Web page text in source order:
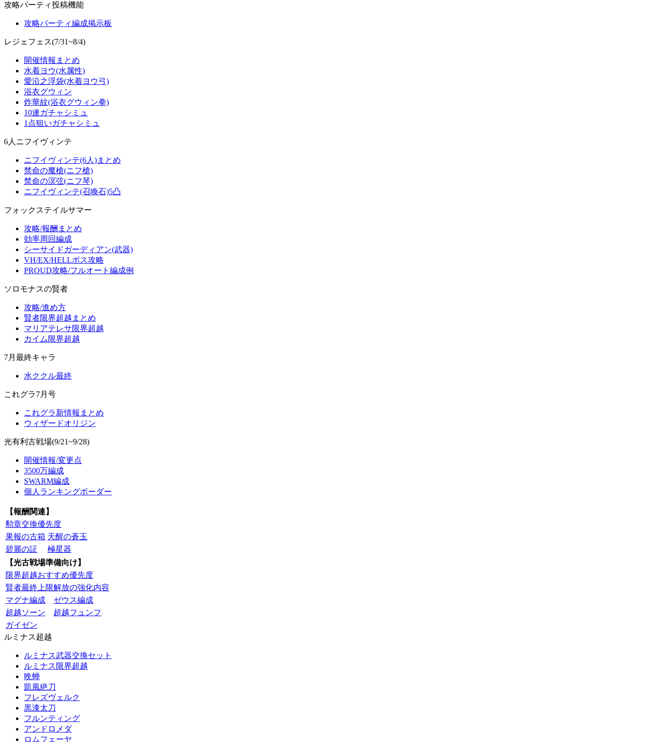
攻略パーティ投稿機能
攻略パーティ編成掲示板
レジェフェス(7/31~8/4)
開催情報まとめ
水着ヨウ(水属性)
愛沿之浮袋(水着ヨウ弓)
浴衣グウィン
炸華紋(浴衣グウィン拳)
10連ガチャシミュ
1点狙いガチャシミュ
6人ニフイヴィンテ
ニフイヴィンテ(6人)まとめ
禁命の魔槍(ニフ槍)
禁命の溟弦(ニフ琴)
ニフイヴィンテ(召喚石)5凸
フォックステイルサマー
攻略/報酬まとめ
効率周回編成
シーサイドガーディアン(武器)
VH/EX/HELLボス攻略
PROUD攻略/フルオート編成例
ソロモナスの賢者
攻略/進め方
賢者限界超越まとめ
マリアテレサ限界超越
カイム限界超越
7月最終キャラ
水ククル最終
これグラ7月号
これグラ新情報まとめ
ウィザードオリジン
光有利古戦場(9/21~9/28)
開催情報/変更点
3500万編成
SWARM編成
個人ランキングボーダー
【報酬関連】
勲章交換優先度
果報の古箱 天醒の蒼玉
碧麗の証
極星器
【光古戦場準備向け】
限界超越おすすめ優先度
賢者最終上限解放の強化内容
マグナ編成
ゼウス編成
超越ソーン
超越フュンフ
ガイゼン
ルミナス超越
ルミナス武器交換セット
ルミナス限界超越
晩蝉
凱風絶刀
フレズヴェルク
黒漆太刀
フルンティング
アンドロメダ
ロムフェーヤ